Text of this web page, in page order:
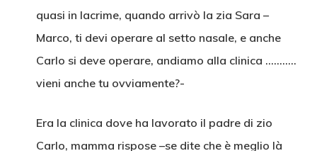
quasi in lacrime, quando arrivò la zia Sara –
Marco, ti devi operare al setto nasale, e anche
Carlo si deve operare, andiamo alla clinica ………..
vieni anche tu ovviamente?-
Era la clinica dove ha lavorato il padre di zio
Carlo, mamma rispose –se dite che è meglio là